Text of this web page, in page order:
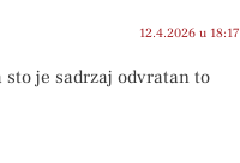
12.4.2026 u 18:17
je sadrzaj odvratan to